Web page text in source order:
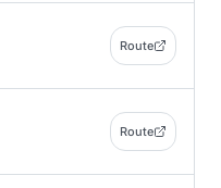
Route
Route